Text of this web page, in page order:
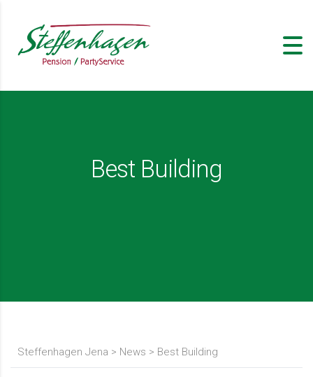
Best Building
Steffenhagen Jena > News > Best Building